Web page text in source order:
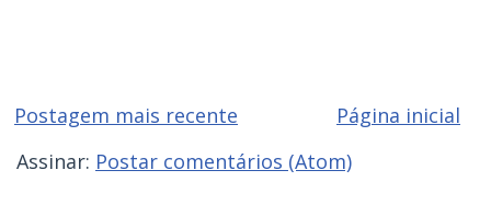
Postagem mais recente
Página inicial
Assinar: Postar comentários (Atom)